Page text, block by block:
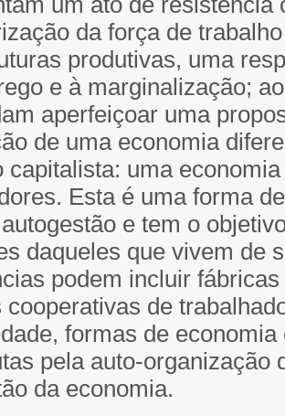
da força de
produtivas, uma
e à marginalização;
aperfeiçoar uma
de uma economia
capitalista: uma
Esta é uma forma
e tem o
daqueles que vivem de
podem incluir
cooperativas de
formas de economia
pela auto-organização
da economia.